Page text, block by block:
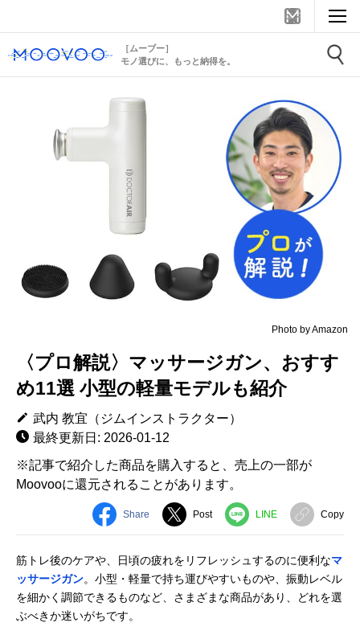
［ムーブー］
モノ選びに、もっと納得を。
Photo by Amazon
〈プロ解説〉マッサージガン、おすす
め11選 小型の軽量モデルも紹介
武内 教宜（ジムインストラクター）
最終更新日: 2026-01-12
※記事で紹介した商品を購入すると、売上の一部が
Moovooに還元されることがあります。
Share Post LINE Copy
筋トレ後のケアや、日頃の疲れをリフレッシュするのに便利なマ
ッサージガン。小型・軽量で持ち運びやすいものや、振動レベル
を細かく調節できるものなど、さまざまな商品があり、どれを選
ぶべきか迷いがちです。